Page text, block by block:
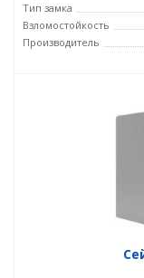
Тип замка
Взломостойкость
Производитель